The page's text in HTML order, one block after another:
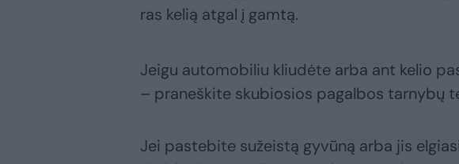
ras kelią atgal į gamtą.
Jeigu automobiliu kliudėte arba ant kelio
– praneškite skubiosios pagalbos tarnybų
Jei pastebite sužeistą gyvūną arba jis